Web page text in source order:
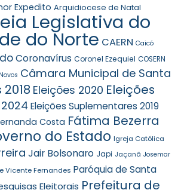
Expedito Arquidiocese de Natal
Legislativa do
do Norte CAERN Caicó
Coronavírus Coronel Ezequiel COSERN
Câmara Municipal de Santa
Eleições 2020 Eleições
Eleições Suplementares 2019
Costa Fátima Bezerra
do Estado Igreja Católica
Jair Bolsonaro Japi Jaçanã Josemar
Vicente Fernandes Paróquia de Santa
Eleitorais Prefeitura de